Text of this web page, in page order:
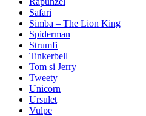
Safari
Simba – The Lion King
Spiderman
Strumfi
Tinkerbell
Tom si Jerry
Tweety
Unicorn
Ursulet
Vulpe